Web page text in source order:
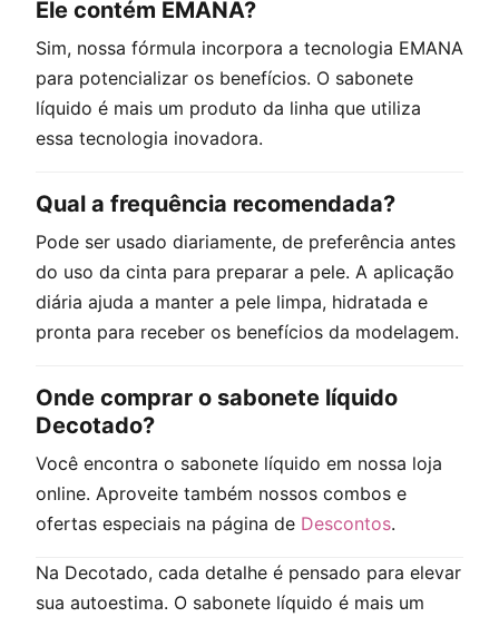
Ele contém EMANA?
Sim, nossa fórmula incorpora a tecnologia EMANA
para potencializar os benefícios. O sabonete
líquido é mais um produto da linha que utiliza
essa tecnologia inovadora.
Qual a frequência recomendada?
Pode ser usado diariamente, de preferência antes
do uso da cinta para preparar a pele. A aplicação
diária ajuda a manter a pele limpa, hidratada e
pronta para receber os benefícios da modelagem.
Onde comprar o sabonete líquido
Decotado?
Você encontra o sabonete líquido em nossa loja
online. Aproveite também nossos combos e
ofertas especiais na página de Descontos.
Na Decotado, cada detalhe é pensado para elevar
sua autoestima. O sabonete líquido é mais um